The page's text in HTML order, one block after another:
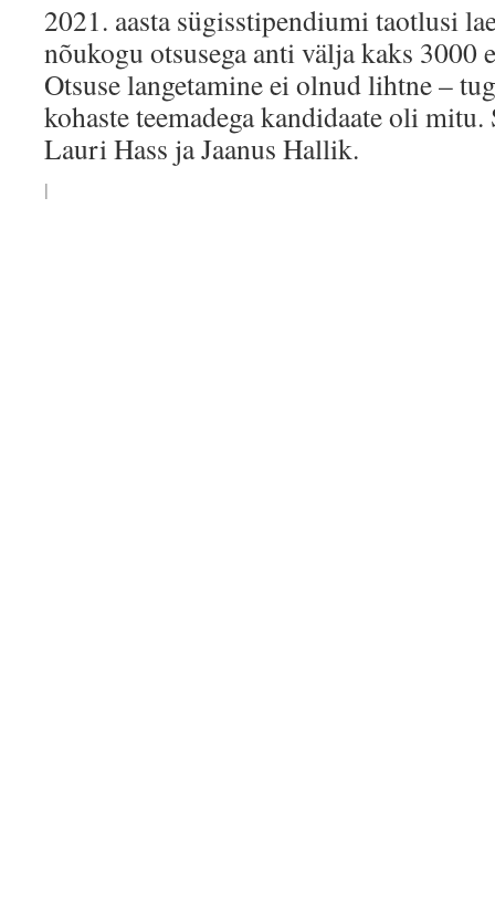
2021. aasta sügisstipendiumi taotlusi
nõukogu otsusega anti välja kaks
Otsuse langetamine ei olnud lihtne –
kohaste teemadega kandidaate oli
Lauri Hass ja Jaanus Hallik.
|